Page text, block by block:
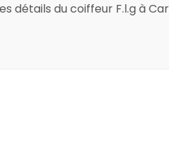
détails du coiffeur F.l.g à